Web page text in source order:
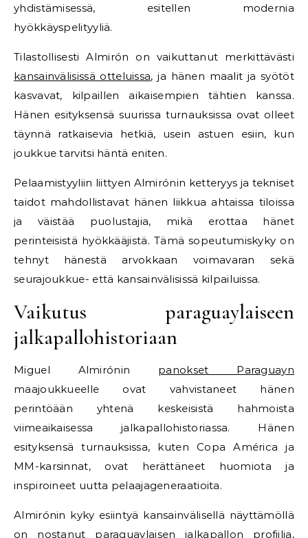
yhdistämisessä, esitellen modernia
hyökkäyspelityyliä.
Tilastollisesti Almirón on vaikuttanut merkittävästi
kansainvälisissä otteluissa, ja hänen maalit ja syötöt
kasvavat, kilpaillen aikaisempien tähtien kanssa.
Hänen esityksensä suurissa turnauksissa ovat olleet
täynnä ratkaisevia hetkiä, usein astuen esiin, kun
joukkue tarvitsi häntä eniten.
Pelaamistyyliin liittyen Almirónin ketteryys ja tekniset
taidot mahdollistavat hänen liikkua ahtaissa tiloissa
ja väistää puolustajia, mikä erottaa hänet
perinteisistä hyökkääjistä. Tämä sopeutumiskyky on
tehnyt hänestä arvokkaan voimavaran sekä
seurajoukkue- että kansainvälisissä kilpailuissa.
Vaikutus paraguaylaiseen
jalkapallohistoriaan
Miguel Almirónin panokset Paraguayn
maajoukkueelle ovat vahvistaneet hänen
perintöään yhtenä keskeisistä hahmoista
viimeaikaisessa jalkapallohistoriassa. Hänen
esityksensä turnauksissa, kuten Copa América ja
MM-karsinnat, ovat herättäneet huomiota ja
inspiroineet uutta pelaajageneraatioita.
Almirónin kyky esiintyä kansainvälisellä näyttämöllä
on nostanut paraguaylaisen jalkapallon profiilia,